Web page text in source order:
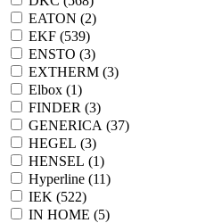
EATON (2)
EKF (539)
ENSTO (3)
EXTHERM (3)
Elbox (1)
FINDER (3)
GENERICA (37)
HEGEL (3)
HENSEL (1)
Hyperline (11)
IEK (522)
IN HOME (5)